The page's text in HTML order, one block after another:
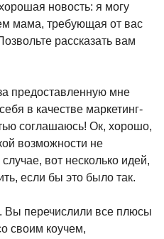
новость: я могу
мама, требующая от вас
рассказать вам
предоставленную мне
в качестве маркетинг-
соглашаюсь! Ок, хорошо,
возможности не
вот несколько идей,
если бы это было так.
Вы перечислили все плюсы
своим коучем,